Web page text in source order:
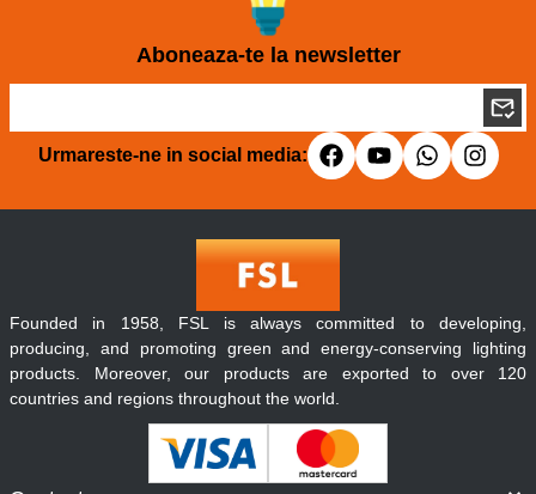
Aboneaza-te la newsletter
Urmareste-ne in social media:
Founded in 1958, FSL is always committed to developing,
producing, and promoting green and energy-conserving lighting
products. Moreover, our products are exported to over 120
countries and regions throughout the world.